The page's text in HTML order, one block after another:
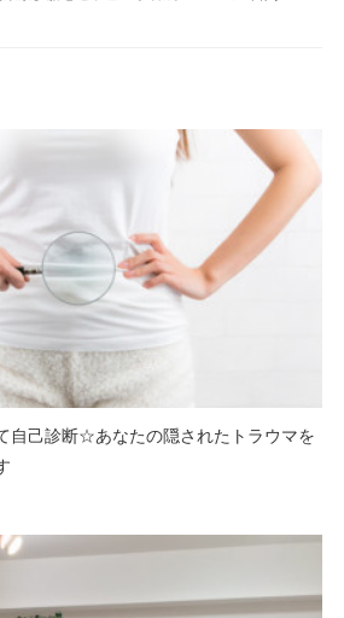
自己診断☆あなたの隠されたトラウマを